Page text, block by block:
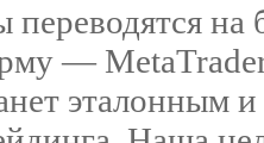
переводятся
—
эталонным